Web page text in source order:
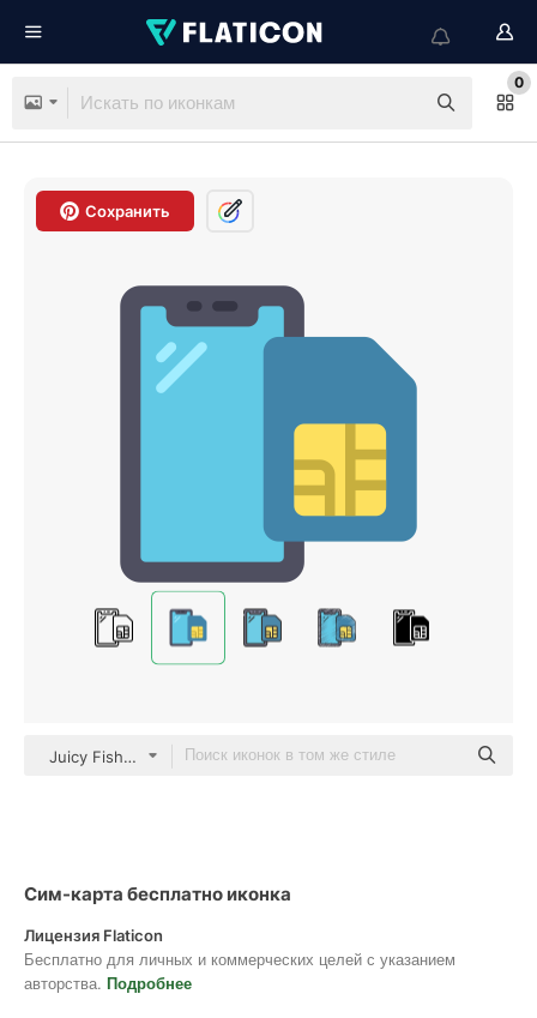
0
Сохранить
Juicy Fish Flat
Сим-карта бесплатно иконка
Лицензия Flaticon
Бесплатно для личных и коммерческих целей с указанием
авторства. Подробнее